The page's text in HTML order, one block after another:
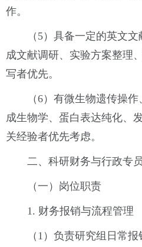
作。
（5）具备一定的英文
成文献调研、实验方案整理
写者优先。
（6）有微生物遗传操
成生物学、蛋白表达纯化、
关经验者优先考虑。
二、科研财务与行政专
（一）岗位职责
1. 财务报销与流程管理
（1）负责研究组日常